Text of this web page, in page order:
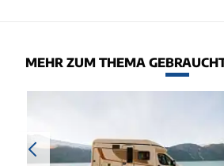
MEHR ZUM THEMA